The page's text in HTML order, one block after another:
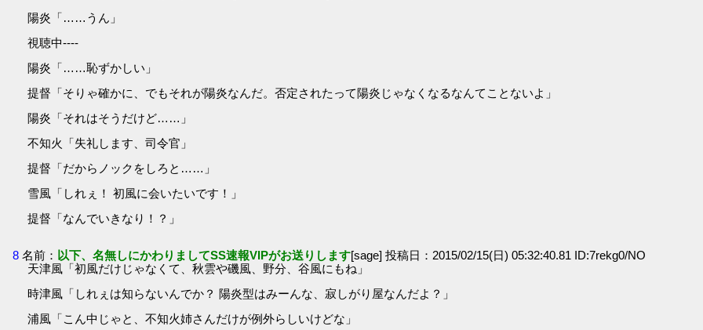
陽炎「……うん」
視聴中----
陽炎「……恥ずかしい」
提督「そりゃ確かに、でもそれが陽炎なんだ。否定されたって陽炎じゃなくなるなんてことないよ」
陽炎「それはそうだけど……」
不知火「失礼します、司令官」
提督「だからノックをしろと……」
雪風「しれぇ！ 初風に会いたいです！」
提督「なんでいきなり！？」
8 名前： 以下、名無しにかわりましてSS速報VIPがお送りします[sage] 投稿日：2015/02/15(日) 05:32:40.81 ID:7rekg0/NO
天津風「初風だけじゃなくて、秋雲や磯風、野分、谷風にもね」
時津風「しれぇは知らないんでか？ 陽炎型はみーんな、寂しがり屋なんだよ？」
浦風「こん中じゃと、不知火姉さんだけが例外らしいけどな」